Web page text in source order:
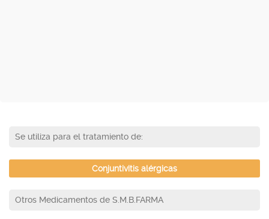
Se utiliza para el tratamiento de:
Conjuntivitis alérgicas
Otros Medicamentos de S.M.B.FARMA